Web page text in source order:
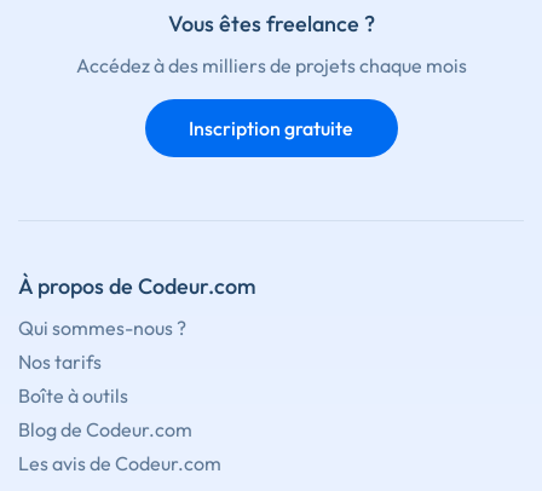
Vous êtes freelance ?
Accédez à des milliers de projets chaque mois
Inscription gratuite
À propos de Codeur.com
Qui sommes-nous ?
Nos tarifs
Boîte à outils
Blog de Codeur.com
Les avis de Codeur.com